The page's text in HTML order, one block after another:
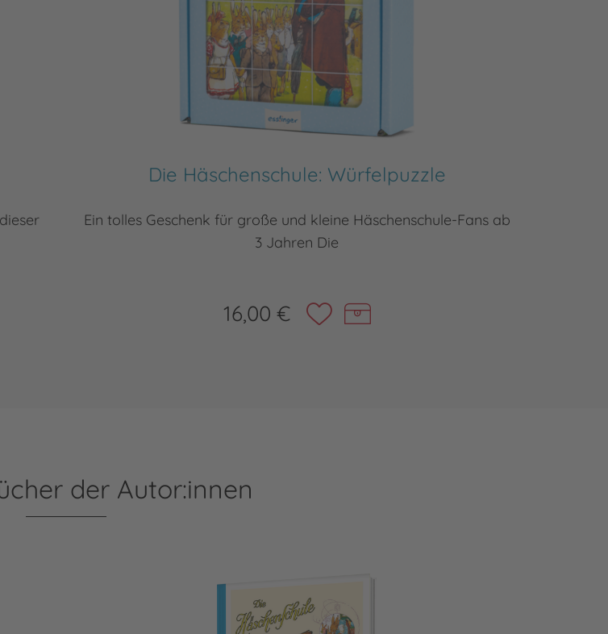
Die Häschenschule: Würfelpuzzle
Ein tolles Geschenk für große und kleine Häschenschule-Fans ab
3 Jahren Die
16,00 €
der Autor:innen